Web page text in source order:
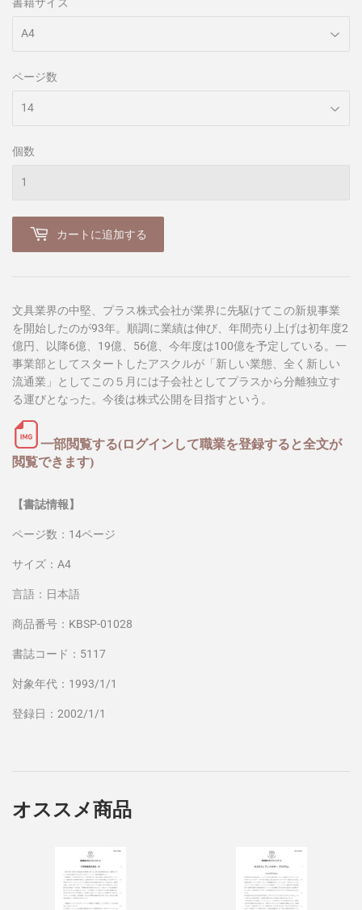
ページ数
個数
カートに追加する
文具業界の中堅、プラス株式会社が業界に先駆けてこの新規事業
を開始したのが93年。順調に業績は伸び、年間売り上げは初年度2
億円、以降6億、19億、56億、今年度は100億を予定している。一
事業部としてスタートしたアスクルが「新しい業態、全く新しい
流通業」としてこの５月には子会社としてプラスから分離独立す
る運びとなった。今後は株式公開を目指すという。
一部閲覧する(ログインして職業を登録すると全文が
閲覧できます)
【書誌情報】
ページ数：14ページ
サイズ：A4
言語：日本語
商品番号：KBSP-01028
書誌コード：5117
対象年代：1993/1/1
登録日：2002/1/1
オススメ商品